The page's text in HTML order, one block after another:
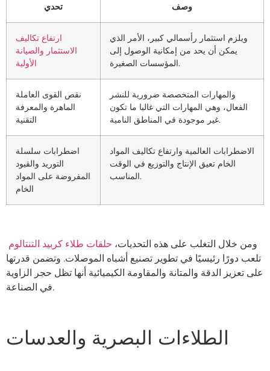
تحدي وصف
ارتفاع تكاليف
الاستثمار والصيانة
الأولية
ويلزم استثمار رأسمالي كبير، الأمر الذي
يمكن أن يحد من إمكانية الوصول إلى
المؤسسات الصغيرة.
نقص القوى العاملة
الماهرة والمعرفة
التقنية
والمهارات المتخصصة ضرورية للنشر
الفعال، وهي المهارات التي غالبا ما تكون
غير موجودة في المناطق النامية.
اضطرابات سلسلة
التوريد والقيود
المفروضة على المواد
الخام
الاضطرابات العالمية وارتفاع تكاليف المواد
الخام تعيق الإنتاج والتوزيع في الوقت
المناسب.
ومن خلال التغلب على هذه التحديات، حلقات طلاء كربيد التنتالوم
تلعب دورًا رئيسيًا في تطوير تصنيع أشباه الموصلات. وتضمن قدرتها
على تعزيز الدقة والمتانة والمقاومة الكيميائية أنها تظل حجر الزاوية
في الصناعة.
الطلاءات البصرية والعدسات